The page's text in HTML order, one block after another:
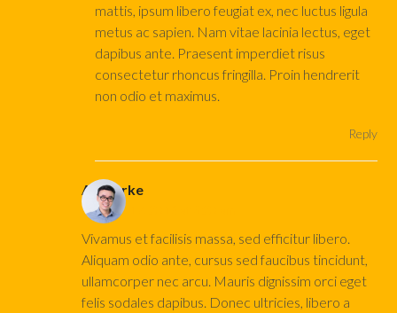
mattis, ipsum libero feugiat ex, nec luctus ligula
metus ac sapien. Nam vitae lacinia lectus, eget
dapibus ante. Praesent imperdiet risus
consectetur rhoncus fringilla. Proin hendrerit
non odio et maximus.
Reply
AJ Clarke
October 17, 2016 at 3:20 am
Vivamus et facilisis massa, sed efficitur libero.
Aliquam odio ante, cursus sed faucibus tincidunt,
ullamcorper nec arcu. Mauris dignissim orci eget
felis sodales dapibus. Donec ultricies, libero a